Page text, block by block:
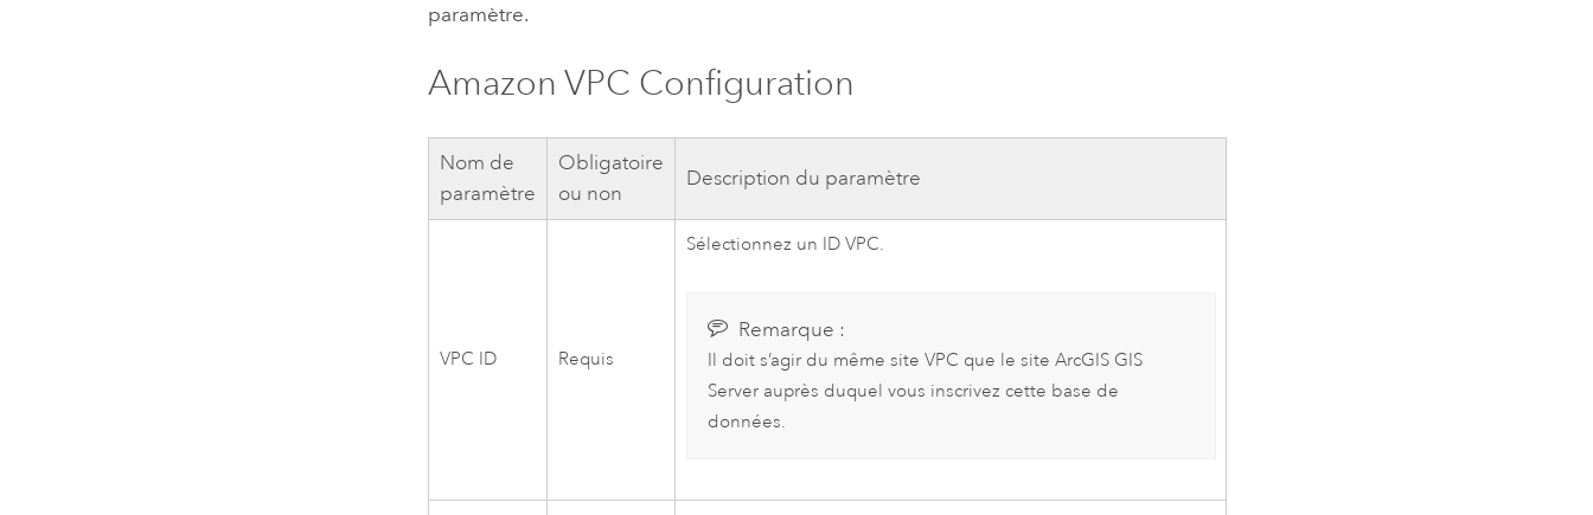
paramètre.
Amazon VPC Configuration
Nom de
paramètre
Obligatoire
ou non
Description du paramètre
VPC ID Requis
Sélectionnez un IDVPC.
Remarque :
Il doit s’agir du même siteVPC que le siteArcGIS GIS
Server auprès duquel vous inscrivez cette base de
données.